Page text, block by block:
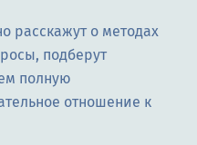
расскажут о методах
подберут
полную
отношение к